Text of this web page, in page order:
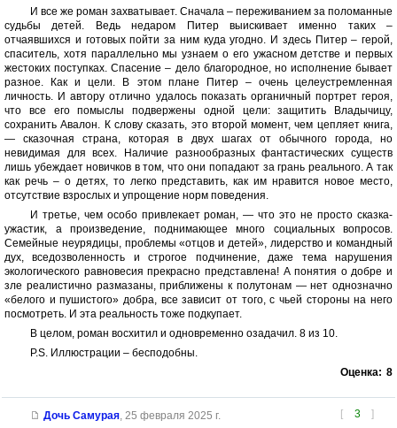
И все же роман захватывает. Сначала – переживанием за поломанные
судьбы детей. Ведь недаром Питер выискивает именно таких –
отчаявшихся и готовых пойти за ним куда угодно. И здесь Питер – герой,
спаситель, хотя параллельно мы узнаем о его ужасном детстве и первых
жестоких поступках. Спасение – дело благородное, но исполнение бывает
разное. Как и цели. В этом плане Питер – очень целеустремленная
личность. И автору отлично удалось показать органичный портрет героя,
что все его помыслы подвержены одной цели: защитить Владычицу,
сохранить Авалон. К слову сказать, это второй момент, чем цепляет книга,
— сказочная страна, которая в двух шагах от обычного города, но
невидимая для всех. Наличие разнообразных фантастических существ
лишь убеждает новичков в том, что они попадают за грань реального. А так
как речь – о детях, то легко представить, как им нравится новое место,
отсутствие взрослых и упрощение норм поведения.
И третье, чем особо привлекает роман, — что это не просто сказка-
ужастик, а произведение, поднимающее много социальных вопросов.
Семейные неурядицы, проблемы «отцов и детей», лидерство и командный
дух, вседозволенность и строгое подчинение, даже тема нарушения
экологического равновесия прекрасно представлена! А понятия о добре и
зле реалистично размазаны, приближены к полутонам — нет однозначно
«белого и пушистого» добра, все зависит от того, с чьей стороны на него
посмотреть. И эта реальность тоже подкупает.
В целом, роман восхитил и одновременно озадачил. 8 из 10.
P.S. Иллюстрации – бесподобны.
Оценка: 8
[ 3 ]
Дочь Самурая, 25 февраля 2025 г.